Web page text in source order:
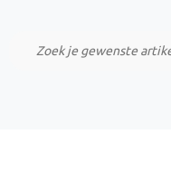
Custom Made Projecten